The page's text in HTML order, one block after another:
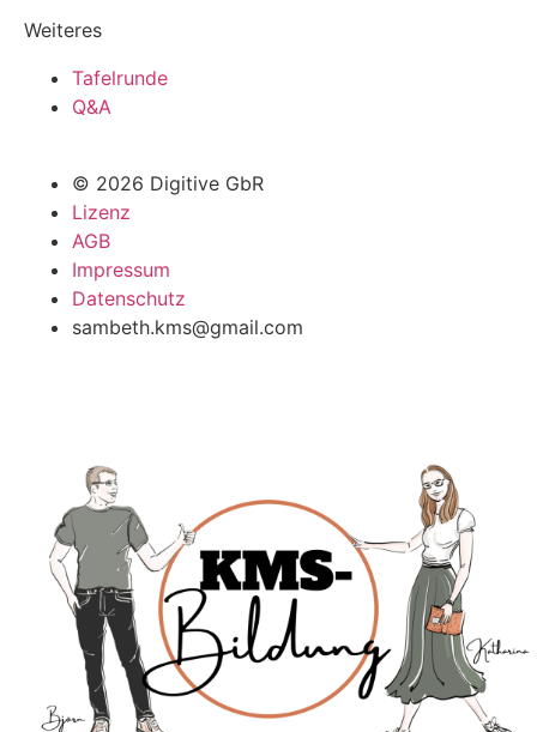
Weiteres
Tafelrunde
Q&A
© 2026 Digitive GbR
Lizenz
AGB
Impressum
Datenschutz
sambeth.kms@gmail.com